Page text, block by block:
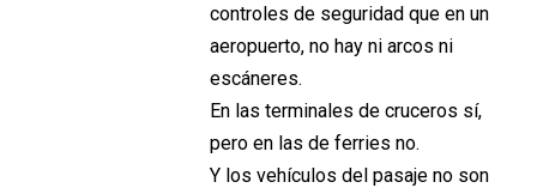
controles de seguridad que en un
aeropuerto, no hay ni arcos ni
escáneres.
En las terminales de cruceros sí,
pero en las de ferries no.
Y los vehículos del pasaje no son